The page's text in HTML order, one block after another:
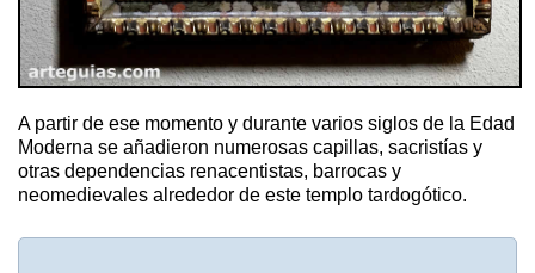
A partir de ese momento y durante varios siglos de la Edad
Moderna se añadieron numerosas capillas, sacristías y
otras dependencias renacentistas, barrocas y
neomedievales alrededor de este templo tardogótico.